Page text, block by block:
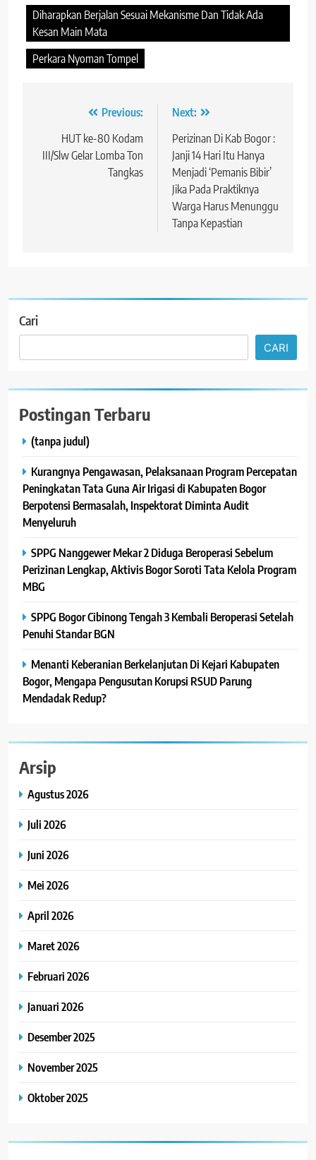
Diharapkan Berjalan Sesuai Mekanisme Dan Tidak Ada
Kesan Main Mata
Perkara Nyoman Tompel
Navigasi Previous:
HUT ke-80 Kodam
III/Slw Gelar Lomba Ton
Tangkas
Next:
Perizinan Di Kab Bogor :
Janji 14 Hari Itu Hanya
Menjadi ‘Pemanis Bibir’
Jika Pada Praktiknya
Warga Harus Menunggu
Tanpa Kepastian
Cari
CARI
Postingan Terbaru
(tanpa judul)
Kurangnya Pengawasan, Pelaksanaan Program Percepatan
Peningkatan Tata Guna Air Irigasi di Kabupaten Bogor
Berpotensi Bermasalah, Inspektorat Diminta Audit
Menyeluruh
SPPG Nanggewer Mekar 2 Diduga Beroperasi Sebelum
Perizinan Lengkap, Aktivis Bogor Soroti Tata Kelola Program
MBG
SPPG Bogor Cibinong Tengah 3 Kembali Beroperasi Setelah
Penuhi Standar BGN
Menanti Keberanian Berkelanjutan Di Kejari Kabupaten
Bogor, Mengapa Pengusutan Korupsi RSUD Parung
Mendadak Redup?
Arsip
Agustus 2026
Juli 2026
Juni 2026
Mei 2026
April 2026
Maret 2026
Februari 2026
Januari 2026
Desember 2025
November 2025
Oktober 2025